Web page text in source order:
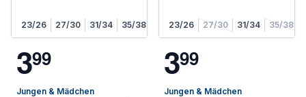
23/26 27/30 31/34 35/38
399
Jungen & Mädchen
23/26 27/30 31/34 35/38
399
Jungen & Mädchen